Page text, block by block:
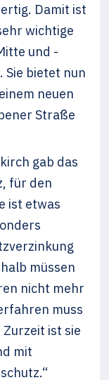
Damit ist
wichtige
und -
bietet nun
neuen
Straße
gab das
für den
ist etwas
müssen
nicht mehr
muss
ist sie
mit